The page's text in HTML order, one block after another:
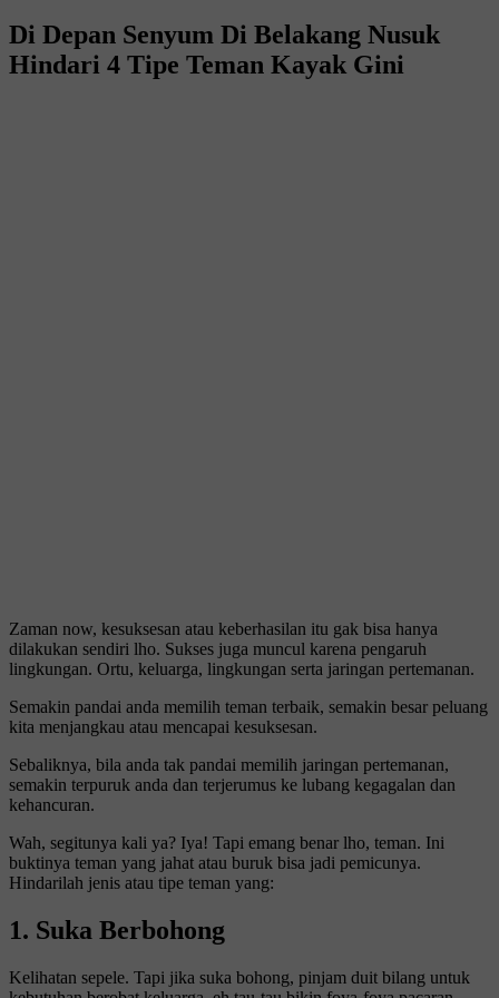
Di Depan Senyum Di Belakang Nusuk
Hindari 4 Tipe Teman Kayak Gini
Zaman now, kesuksesan atau keberhasilan itu gak bisa hanya
dilakukan sendiri lho. Sukses juga muncul karena pengaruh
lingkungan. Ortu, keluarga, lingkungan serta jaringan pertemanan.
Semakin pandai anda memilih teman terbaik, semakin besar peluang
kita menjangkau atau mencapai kesuksesan.
Sebaliknya, bila anda tak pandai memilih jaringan pertemanan,
semakin terpuruk anda dan terjerumus ke lubang kegagalan dan
kehancuran.
Wah, segitunya kali ya? Iya! Tapi emang benar lho, teman. Ini
buktinya teman yang jahat atau buruk bisa jadi pemicunya.
Hindarilah jenis atau tipe teman yang:
1. Suka Berbohong
Kelihatan sepele. Tapi jika suka bohong, pinjam duit bilang untuk